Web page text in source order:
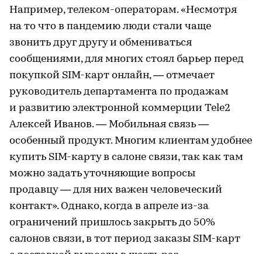
Например, телеком-операторам. «Несмотря
на то что в пандемию люди стали чаще
звонить друг другу и обмениваться
сообщениями, для многих стоял барьер перед
покупкой SIM-карт онлайн, — отмечает
руководитель департамента по продажам
и развитию электронной коммерции Tele2
Алексей Иванов. — Мобильная связь —
особенный продукт. Многим клиентам удобнее
купить SIM-карту в салоне связи, так как там
можно задать уточняющие вопросы
продавцу — для них важен человеческий
контакт». Однако, когда в апреле из-за
ограничений пришлось закрыть до 50%
салонов связи, в тот период заказы SIM-карт